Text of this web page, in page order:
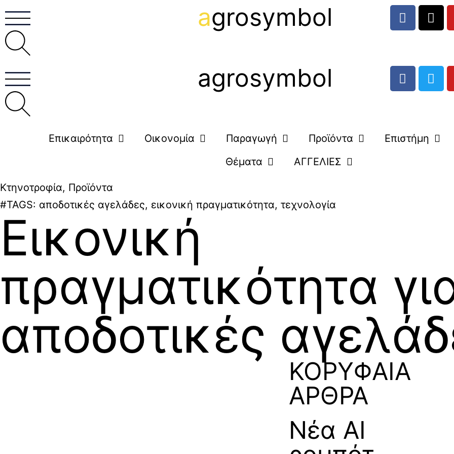
agrosymbol
agrosymbol
Επικαιρότητα Οικονομία Παραγωγή Προϊόντα
Επιστήμη
Θέματα
ΑΓΓΕΛΙΕΣ
Κτηνοτροφία, Προϊόντα
#TAGS: αποδοτικές αγελάδες, εικονική πραγματικότητα, τεχνολογία
Εικονική
πραγματικότητα
αποδοτικές
ΚΟΡΥΦΑΙΑ
ΑΡΘΡΑ
Νέα ΑΙ